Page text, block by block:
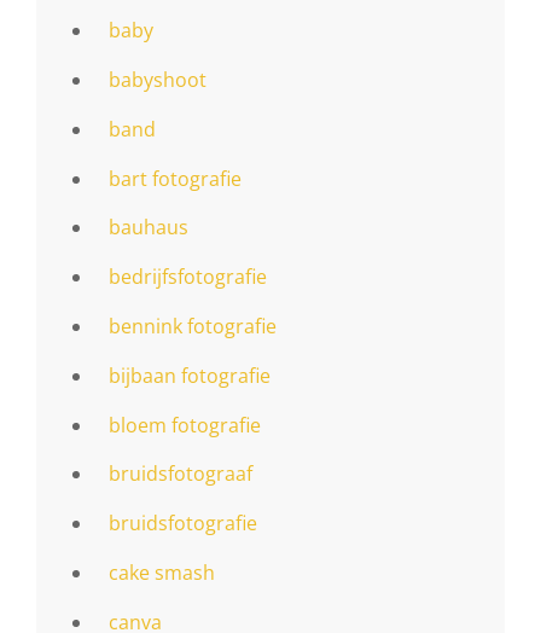
baby
babyshoot
band
bart fotografie
bauhaus
bedrijfsfotografie
bennink fotografie
bijbaan fotografie
bloem fotografie
bruidsfotograaf
bruidsfotografie
cake smash
canva